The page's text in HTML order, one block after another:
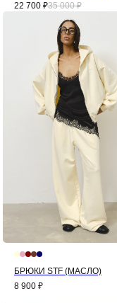
22 700 ₽35 000 ₽
БРЮКИ STF (МАСЛО)
8 900 ₽